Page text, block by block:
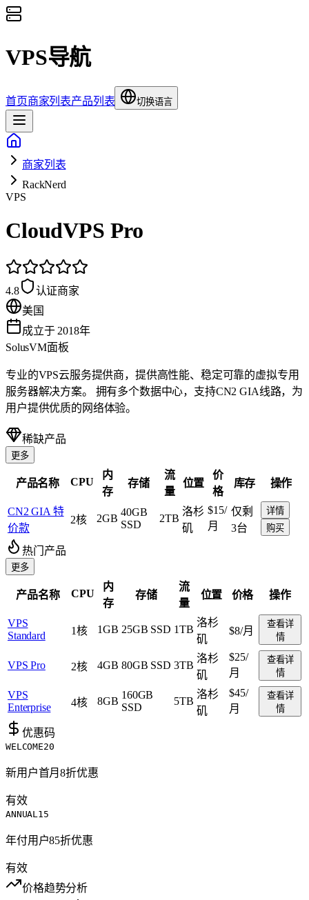
VPS导航
首页商家列表产品列表 切换语言
商家列表
RackNerd
VPS
CloudVPS Pro
4.8
认证商家
美国
成立于 2018年
SolusVM面板
专业的VPS云服务提供商，提供高性能、稳定可靠的虚拟专用
服务器解决方案。 拥有多个数据中心，支持CN2 GIA线路，为
用户提供优质的网络体验。
稀缺产品
更多
产品名称 CPU
内
存
存储
流
量
位置
价
格
库存 操作
CN2 GIA 特
价款
2核 2GB
40GB
SSD
2TB
洛杉
矶
$15/
月
仅剩
3台
详情
购买
热门产品
更多
产品名称 CPU
内
存
存储
流
量
位置 价格 操作
VPS
Standard
1核 1GB 25GB SSD 1TB
洛杉
矶
$8/月
查看详
情
VPS Pro 2核 4GB 80GB SSD 3TB
洛杉
矶
$25/
月
查看详
情
VPS
Enterprise
4核 8GB
160GB
SSD
5TB
洛杉
矶
$45/
月
查看详
情
优惠码
WELCOME20
新用户首月8折优惠
有效
ANNUAL15
年付用户85折优惠
有效
价格趋势分析